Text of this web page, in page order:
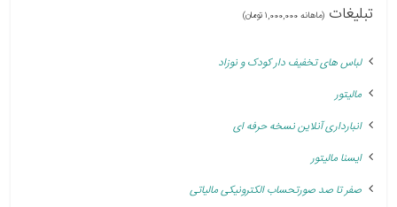
تبلیغات (ماهانه 1,000,000 تومان)
لباس های تخفیف دار کودک و نوزاد
مالیتور
انبارداری آنلاین نسخه حرفه ای
ایسنا مالیتور
صفر تا صد صورتحساب الکترونیکی مالیاتی